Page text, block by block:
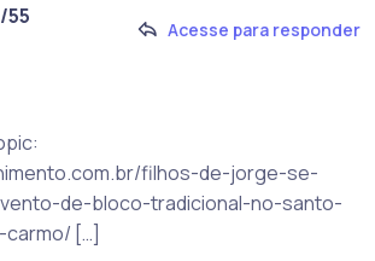
Acesse para responder
filhos-de-jorge-se-
de-bloco-tradicional-no-santo-
[…]